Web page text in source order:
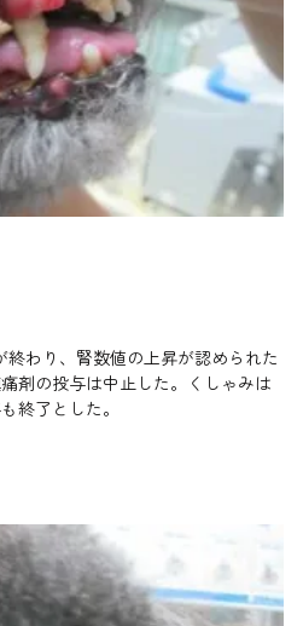
わり、腎数値の上昇が認められた
剤の投与は中止した。くしゃみは
終了とした。